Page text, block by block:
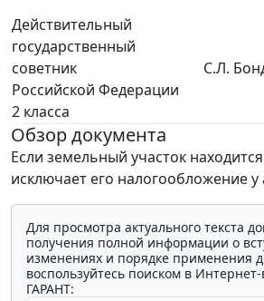
Действительный
государственный
советник
Российской Федерации
2 класса
С.Л.
Обзор документа
Если земельный участок
исключает его налогообложение у
Для просмотра актуального текста
получения полной информации о
изменениях и порядке применения
воспользуйтесь поиском в
ГАРАНТ: